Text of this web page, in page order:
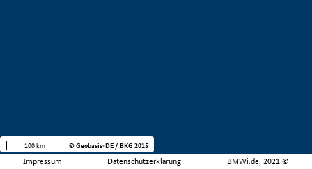
Impressum Datenschutzerklärung BMWi.de, 2021 ©
100 km © Geobasis-DE / BKG 2015